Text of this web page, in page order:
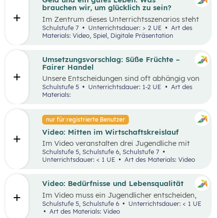
brauchen wir, um glücklich zu sein?
Im Zentrum dieses Unterrichtsszenarios steht
das Planspiel „Nervus Rerum“, welches den
finanziellen Spielraum als Faktor für ein gutes
Leben thematisiert. Jugendliche sind oftmals
Zusammenhang zwischen Geld und einem
guten Leben bewerten.
Schulstufe 7 Unterrichtsdauer: > 2 UE
Materials: Video, Spiel, Digitale Präsentation
Umsetzungsvorschlag: Süße Früchte –
Fairer Handel
Unsere Entscheidungen sind oft abhängig von
Entscheidungen, die andere Menschen davor
getroffen haben. Wenn wir zum Beispiel
produziert haben, Händler:innen eingekauft
haben und uns eben jetzt zum Verkauf
angeboten werden. Am Beispiel der Banane
wird vereinfacht nachvollziehbar, wie weltweite
Handelsbeziehungen funktionieren (können)
und welche Einflussmöglichkeiten
Konsument:innen haben.
Schulstufe 5 Unterrichtsdauer: 1-2 UE
Materials:
nur für registrierte Benutzer
Video: Mitten im Wirtschaftskreislauf
Im Video veranstalten drei Jugendliche mit
gebrauchten Gegenständen einen Flohmarkt.
Im Anschluss geben sie einen Teil des Geldes
Warenströme zwischen den einzelnen
Akteur:innen anhand eines lebensnahen
Beispiels erarbeitet.
Das Lernmaterial zum Video befindet sich
Schulstufe 5, Schulstufe 6, Schulstufe 7
Unterrichtsdauer: < 1 UE
Art des Materials: Video
Video: Bedürfnisse und Lebensqualität
Im Video muss ein Jugendlicher entscheiden,
ob er sich mit seinem ersparten Geld eine
Spielkonsole oder ein neues Fahrrad kaufen soll.
Schulstufe 5, Schulstufe 6
Unterrichtsdauer: < 1 UE
Art des Materials: Video